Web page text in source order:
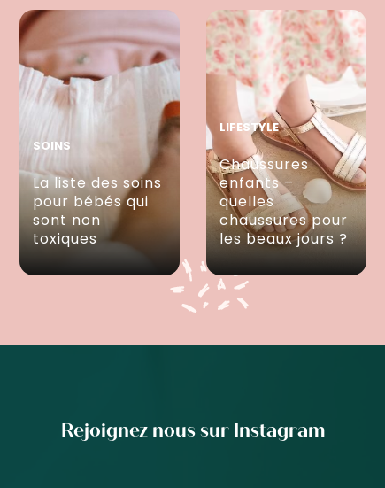
SOINS
La liste des soins
pour bébés qui
sont non
toxiques
LIFESTYLE
Chaussures
enfants –
quelles
chaussures pour
les beaux jours ?
Rejoignez nous sur Instagram